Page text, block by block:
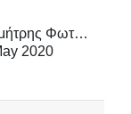
Δημήτρης Φωτάκης
2020